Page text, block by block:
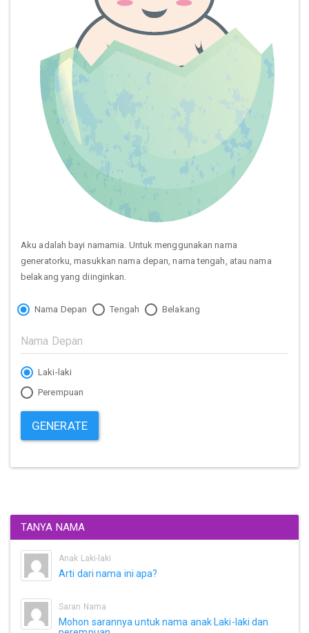
Aku adalah bayi namamia. Untuk menggunakan nama
generatorku, masukkan nama depan, nama tengah, atau nama
belakang yang diinginkan.
Nama Depan Tengah Belakang
Laki-laki
Perempuan
GENERATE
TANYA NAMA
Anak Laki-laki
Arti dari nama ini apa?
Saran Nama
Mohon sarannya untuk nama anak Laki-laki dan